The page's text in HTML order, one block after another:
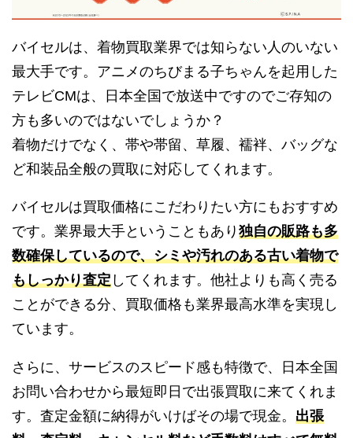
バイセルは、着物買取業界では知らない人のいない
最大手です。アニメのちびまる子ちゃんを起用した
テレビCMは、日本全国で放送中ですのでご存知の
方も多いのではないでしょうか？
着物だけでなく、帯や帯留、草履、襦袢、バッグな
ど和装品全般の買取に対応してくれます。
バイセルは買取価格にこだわりたい方にもおすすめ
です。業界最大手ということもあり 独自の販路も多
数確保しているので、シミや汚れのある古い着物で
もしっかり査定 してくれます。他社よりも高く売る
ことができる分、買取価格も業界最高水準を実現し
ています。
さらに、サービスのスピード感も特徴で、日本全国
お問い合わせから最短即日で出張買取に来てくれま
す。査定金額に納得がいけばその場で現金。 出張